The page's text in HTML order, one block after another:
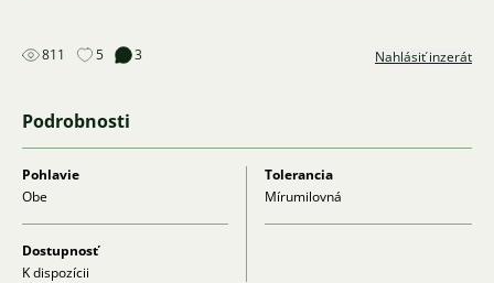
811 5 3 Nahlásiť inzerát
Podrobnosti
Pohlavie
Obe
Tolerancia
Mírumilovná
Dostupnosť
K dispozícii